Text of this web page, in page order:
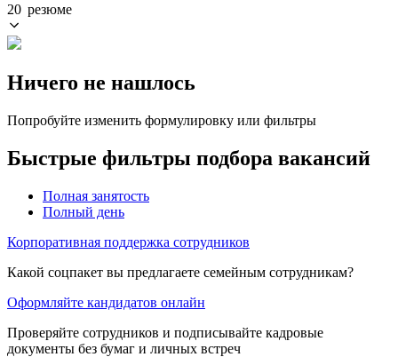
20 резюме
Ничего не нашлось
Попробуйте изменить формулировку или фильтры
Быстрые фильтры подбора вакансий
Полная занятость
Полный день
Корпоративная поддержка сотрудников
Какой соцпакет вы предлагаете семейным сотрудникам?
Оформляйте кандидатов онлайн
Проверяйте сотрудников и подписывайте кадровые
документы без бумаг и личных встреч